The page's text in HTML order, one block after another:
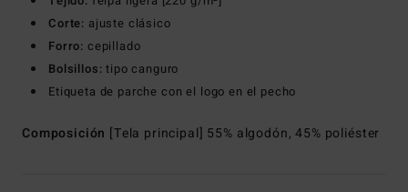
Corte: ajuste clásico
Forro: cepillado
Bolsillos: tipo canguro
Etiqueta de parche con el logo en el pecho
Composición [Tela principal] 55% algodón, 45% poliéster